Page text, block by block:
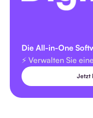
Die All-in-One
⚡️ Verwalten Sie
Jetzt